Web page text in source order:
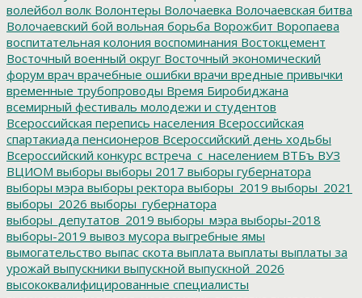
волейбол волк Волонтеры Волочаевка Волочаевская битва
Волочаевский бой вольная борьба Ворожбит Воропаева
воспитательная колония воспоминания Востокцемент
Восточный военный округ Восточный экономический
форум врач врачебные ошибки врачи вредные привычки
временные трубопроводы Время Биробиджана
всемирный фестиваль молодежи и студентов
Всероссийская перепись населения Всероссийская
спартакиада пенсионеров Всероссийский день ходьбы
Всероссийский конкурс встреча_с_населением ВТБъ ВУЗ
ВЦИОМ выборы выборы 2017 выборы губернатора
выборы мэра выборы ректора выборы_2019 выборы_2021
выборы_2026 выборы_губернатора
выборы_депутатов_2019 выборы_мэра выборы-2018
выборы-2019 вывоз мусора выгребные ямы
вымогательство выпас скота выплата выплаты выплаты за
урожай выпускники выпускной выпускной_2026
высококвалифицированные специалисты